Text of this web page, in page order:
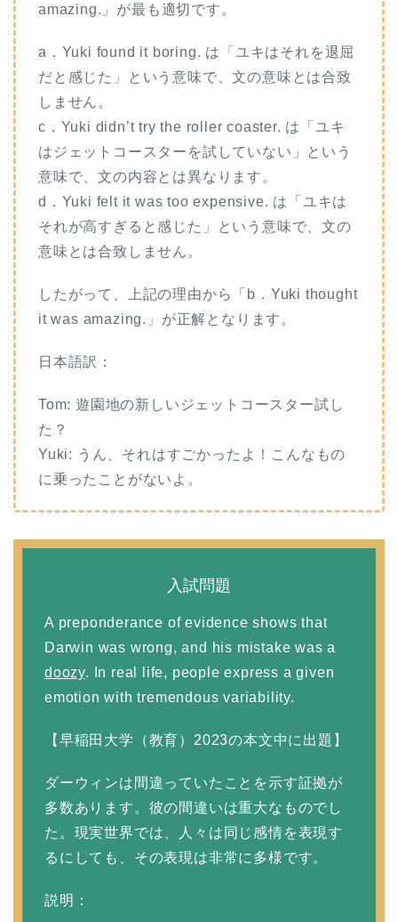
amazing.」が最も適切です。
a．Yuki found it boring. は「ユキはそれを退屈
だと感じた」という意味で、文の意味とは合致
しません。
c．Yuki didn’t try the roller coaster. は「ユキ
はジェットコースターを試していない」という
意味で、文の内容とは異なります。
d．Yuki felt it was too expensive. は「ユキは
それが高すぎると感じた」という意味で、文の
意味とは合致しません。
したがって、上記の理由から「b．Yuki thought
it was amazing.」が正解となります。
日本語訳：
Tom: 遊園地の新しいジェットコースター試し
た？
Yuki: うん、それはすごかったよ！こんなもの
に乗ったことがないよ。
入試問題
A preponderance of evidence shows that
Darwin was wrong, and his mistake was a
doozy. In real life, people express a given
emotion with tremendous variability.
【早稲田大学（教育）2023の本文中に出題】
ダーウィンは間違っていたことを示す証拠が
多数あります。彼の間違いは重大なものでし
た。現実世界では、人々は同じ感情を表現す
るにしても、その表現は非常に多様です。
説明：